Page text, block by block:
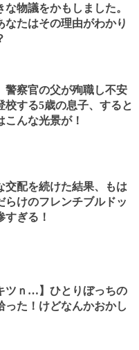
な物議をかもしました。
なたはその理由がわかり
警察官の父が殉職し不安
校する5歳の息子、すると
こんな光景が！
交配を続けた結果、もは
らけのフレンチブルドッ
すぎる！
ツｎ…】ひとりぼっちの
った！けどなんかおかし